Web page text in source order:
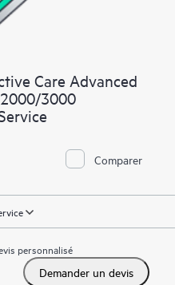
Care Advanced
3000
Comparer
personnalisé
Demander un devis